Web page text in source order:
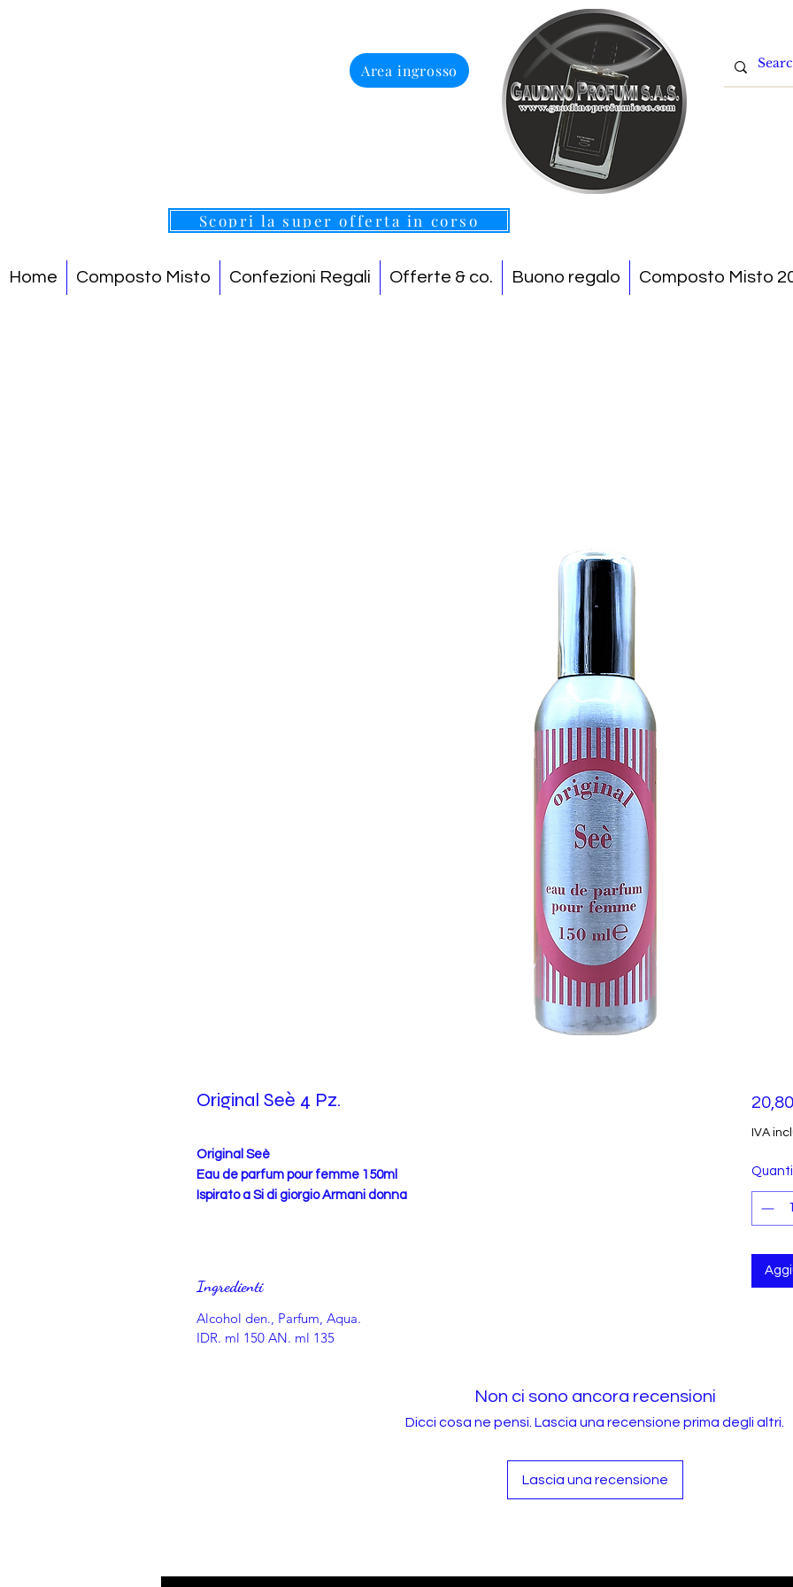
Area ingrosso
Scopri la super offerta in corso
Home Composto Misto Confezioni Regali Offerte & co. Buono regalo Composto Misto
Original Seè 4 Pz.
Original Seè
Eau de parfum pour femme 150ml
Ispirato a Si di giorgio Armani donna
Ingredienti
Alcohol den., Parfum, Aqua.
IDR. ml 150 AN. ml 135
IVA
Non ci sono ancora recensioni
Dicci cosa ne pensi. Lascia una recensione prima degli altri.
Lascia una recensione